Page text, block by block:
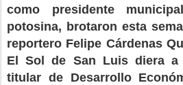
como presidente
potosina, brotaron esta
reportero Felipe Cárdenas
El Sol de San Luis diera
titular de Desarrollo